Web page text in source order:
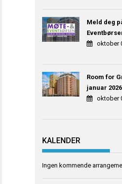
Meld deg
oktober
Room for
januar
oktober
KALENDER
Ingen kommende